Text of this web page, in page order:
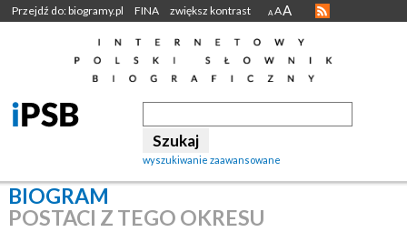
Przejdź do: biogramy.pl FINA zwiększ kontrast A AA
wyszukiwanie zaawansowane
BIOGRAM
POSTACI Z TEGO OKRESU